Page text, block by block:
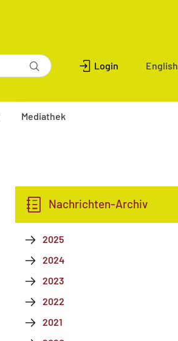
Login English
Mediathek
Nachrichten-Archiv
2025
2024
2023
2022
2021